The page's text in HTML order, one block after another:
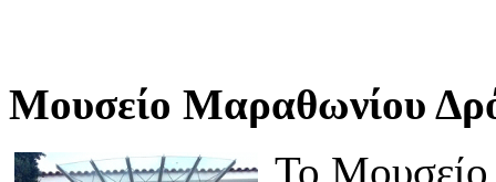
Μουσείο Μαραθωνίου
Το